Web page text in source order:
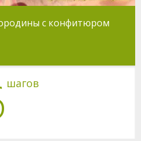
с конфитюром
шагов